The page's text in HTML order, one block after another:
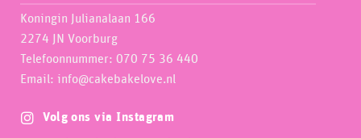
Koningin Julianalaan 166
2274 JN Voorburg
Telefoonnummer: 070 75 36 440
Email: info@cakebakelove.nl
Volg ons via Instagram